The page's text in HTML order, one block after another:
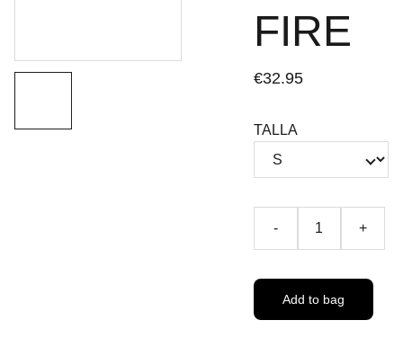
FIRE
€32.95
TALLA
- +
Add to bag